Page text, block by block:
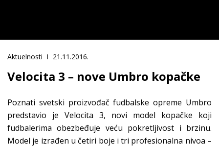
Aktuelnosti 21.11.2016.
Velocita 3 – nove Umbro kopačke
Poznati svetski proizvođač fudbalske opreme Umbro
predstavio je Velocita 3, novi model kopačke koji
fudbalerima obezbeđuje veću pokretljivost i brzinu.
Model je izrađen u četiri boje i tri profesionalna nivoa –